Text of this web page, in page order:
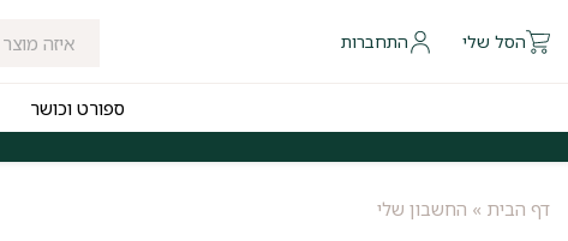
הסל שלי התחברות
ספורט וכושר
דף הבית » החשבון שלי